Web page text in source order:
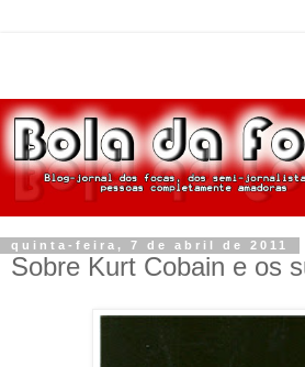
quinta-feira, 7 de abril de 2011
Sobre Kurt Cobain e os